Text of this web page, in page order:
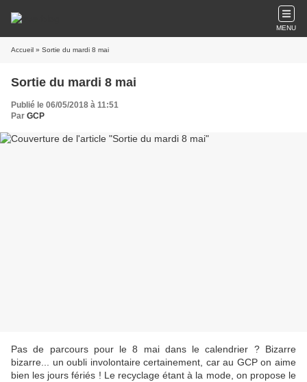
MENU
Accueil » Sortie du mardi 8 mai
Sortie du mardi 8 mai
Publié le 06/05/2018 à 11:51
Par GCP
Pas de parcours pour le 8 mai dans le calendrier ? Bizarre
bizarre... un oubli involontaire certainement, car au GCP on aime
bien les jours fériés ! Le recyclage étant à la mode, on propose le